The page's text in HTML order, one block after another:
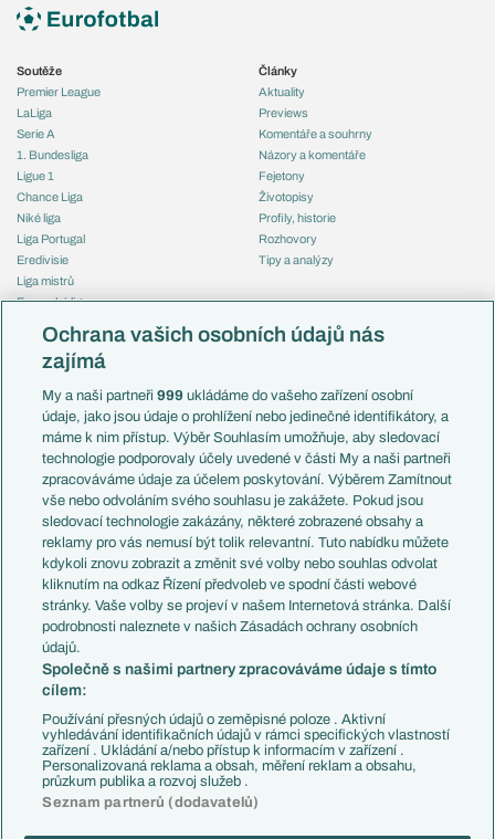
Soutěže
Premier League
LaLiga
Serie A
1. Bundesliga
Ligue 1
Chance Liga
Niké liga
Liga Portugal
Eredivisie
Liga mistrů
Evropská liga
Mistrovství světa
Liga národů
Témata
Představení týmů MS
EuroSkauting
PL v kostce
Evropské koeficienty
Přestupy
Přestupové spekulace
Zranění
Kluby
Arsenal FC
Chelsea FC
Manchester United
AC Milán
Juventus FC
Bayern Mnichov
FC Barcelona
Real Madrid
Články
Aktuality
Previews
Komentáře a souhrny
Názory a komentáře
Fejetony
Životopisy
Profily, historie
Rozhovory
Tipy a analýzy
Česko
Francie
Itálie
Německo
Španělsko
Argentina
Brazílie
Přestupy
Zápasy
Livescore
Tipovací soutěž
Ochrana vašich osobních údajů nás
zajímá
My a naši partneři999 ukládáme do vašeho zařízení osobní
údaje, jako jsou údaje o prohlížení nebo jedinečné identifikátory, a
máme k nim přístup. Výběr Souhlasím umožňuje, aby sledovací
technologie podporovaly účely uvedené v části My a naši partneři
zpracováváme údaje za účelem poskytování. Výběrem Zamítnout
vše nebo odvoláním svého souhlasu je zakážete. Pokud jsou
sledovací technologie zakázány, některé zobrazené obsahy a
reklamy pro vás nemusí být tolik relevantní. Tuto nabídku můžete
kdykoli znovu zobrazit a změnit své volby nebo souhlas odvolat
kliknutím na odkaz Řízení předvoleb ve spodní části webové
stránky. Vaše volby se projeví v našem Internetová stránka. Další
podrobnosti naleznete v našich Zásadách ochrany osobních
údajů.
Společně s našimi partnery zpracováváme údaje s tímto
cílem:
Používání přesných údajů o zeměpisné poloze . Aktivní
vyhledávání identifikačních údajů v rámci specifických vlastností
zařízení . Ukládání a/nebo přístup k informacím v zařízení .
Personalizovaná reklama a obsah, měření reklam a obsahu,
průzkum publika a rozvoj služeb .
Seznam partnerů (dodavatelů)